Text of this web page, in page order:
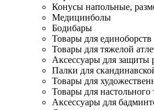
Конусы напольные,
Медицинболы
Бодибары
Товары для единоборств
Товары для тяжелой
Аксессуары для защиты
Палки для
Товары для
Товары для настольного
Аксессуары для